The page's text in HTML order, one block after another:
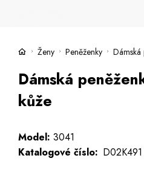
Ženy Peněženky Dámská
Dámská
kůže
Model: 3041
Katalogové číslo: D02K491